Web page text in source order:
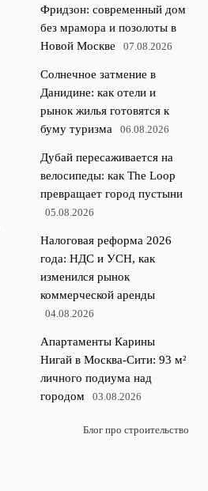
Фридзон: современный дом
без мрамора и позолоты в
Новой Москве
07.08.2026
Солнечное затмение в
Данидине: как отели и
рынок жилья готовятся к
буму туризма
06.08.2026
Дубай пересаживается на
велосипеды: как The Loop
превращает город пустыни
05.08.2026
Налоговая реформа 2026
года: НДС и УСН, как
изменился рынок
коммерческой аренды
04.08.2026
Апартаменты Карины
Нигай в Москва-Сити: 93 м²
личного подиума над
городом
03.08.2026
Блог про строительство